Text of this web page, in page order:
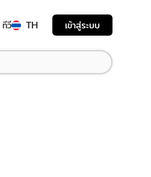
วี TH เข้าสู่ระบบ